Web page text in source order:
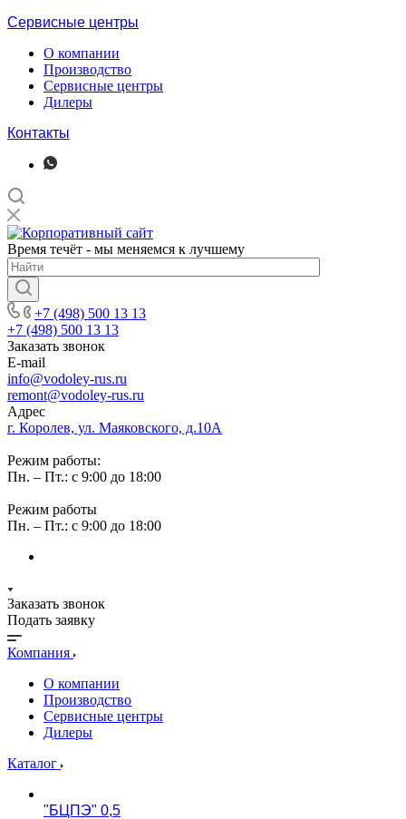
Сервисные центры
О компании
Производство
Сервисные центры
Дилеры
Контакты
Время течёт - мы меняемся к лучшему
+7 (498) 500 13 13
+7 (498) 500 13 13
Заказать звонок
E-mail
info@vodoley-rus.ru
remont@vodoley-rus.ru
Адрес
г. Королев, ул. Маяковского, д.10А
Режим работы:
Пн. – Пт.: с 9:00 до 18:00
Режим работы
Пн. – Пт.: с 9:00 до 18:00
Заказать звонок
Подать заявку
Компания
О компании
Производство
Сервисные центры
Дилеры
Каталог
"БЦПЭ" 0,5